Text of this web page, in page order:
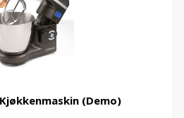
(Demo)